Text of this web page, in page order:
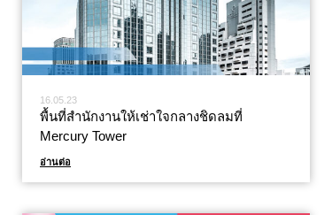
16.05.23
พื้นที่สำนักงานให้เช่าใจกลางชิดลมที่
Mercury Tower
อ่านต่อ